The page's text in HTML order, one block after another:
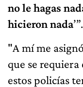
no le hagas
hicieron nada’”.
"A mí me
que se requiera
estos policías